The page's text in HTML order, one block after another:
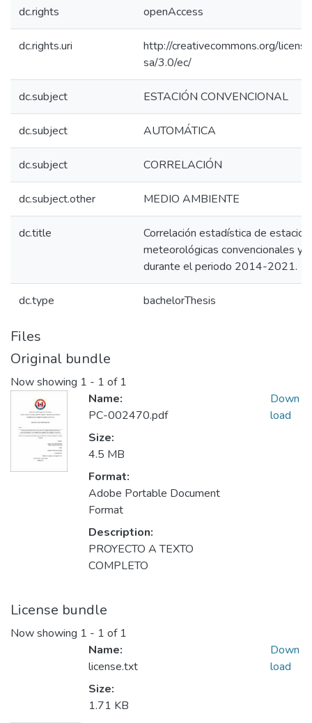
dc.rights openAccess
dc.rights.uri
http://creativecommons.org/
sa/3.0/ec/
dc.subject ESTACIÓN CONVENCIONAL
dc.subject AUTOMÁTICA
dc.subject CORRELACIÓN
dc.subject.other MEDIO AMBIENTE
dc.title
Correlación estadística de
meteorológicas convencionales y
durante el periodo 2014-2021.
dc.type bachelorThesis
Files
Original bundle
Now showing 1 - 1 of 1
Name:
PC-002470.pdf
Size:
4.5 MB
Format:
Adobe Portable Document
Format
Description:
PROYECTO A TEXTO
COMPLETO
Down
load
License bundle
Now showing 1 - 1 of 1
Name:
license.txt
Size:
1.71 KB
Down
load